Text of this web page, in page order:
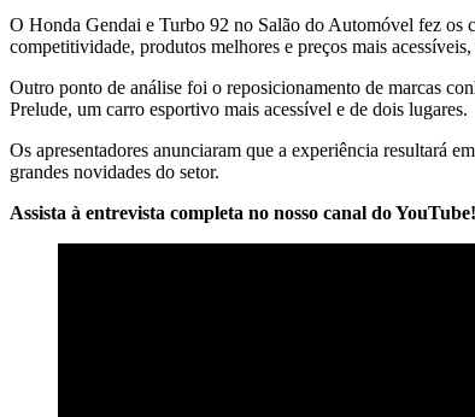
O Honda Gendai e Turbo 92 no Salão do Automóvel fez os
competitividade, produtos melhores e preços mais
Outro ponto de análise foi o reposicionamento de marcas
Prelude, um carro esportivo mais acessível e de dois lugares.
Os apresentadores anunciaram que a experiência resultará
grandes novidades do setor.
Assista à entrevista completa no nosso canal do YouTube!